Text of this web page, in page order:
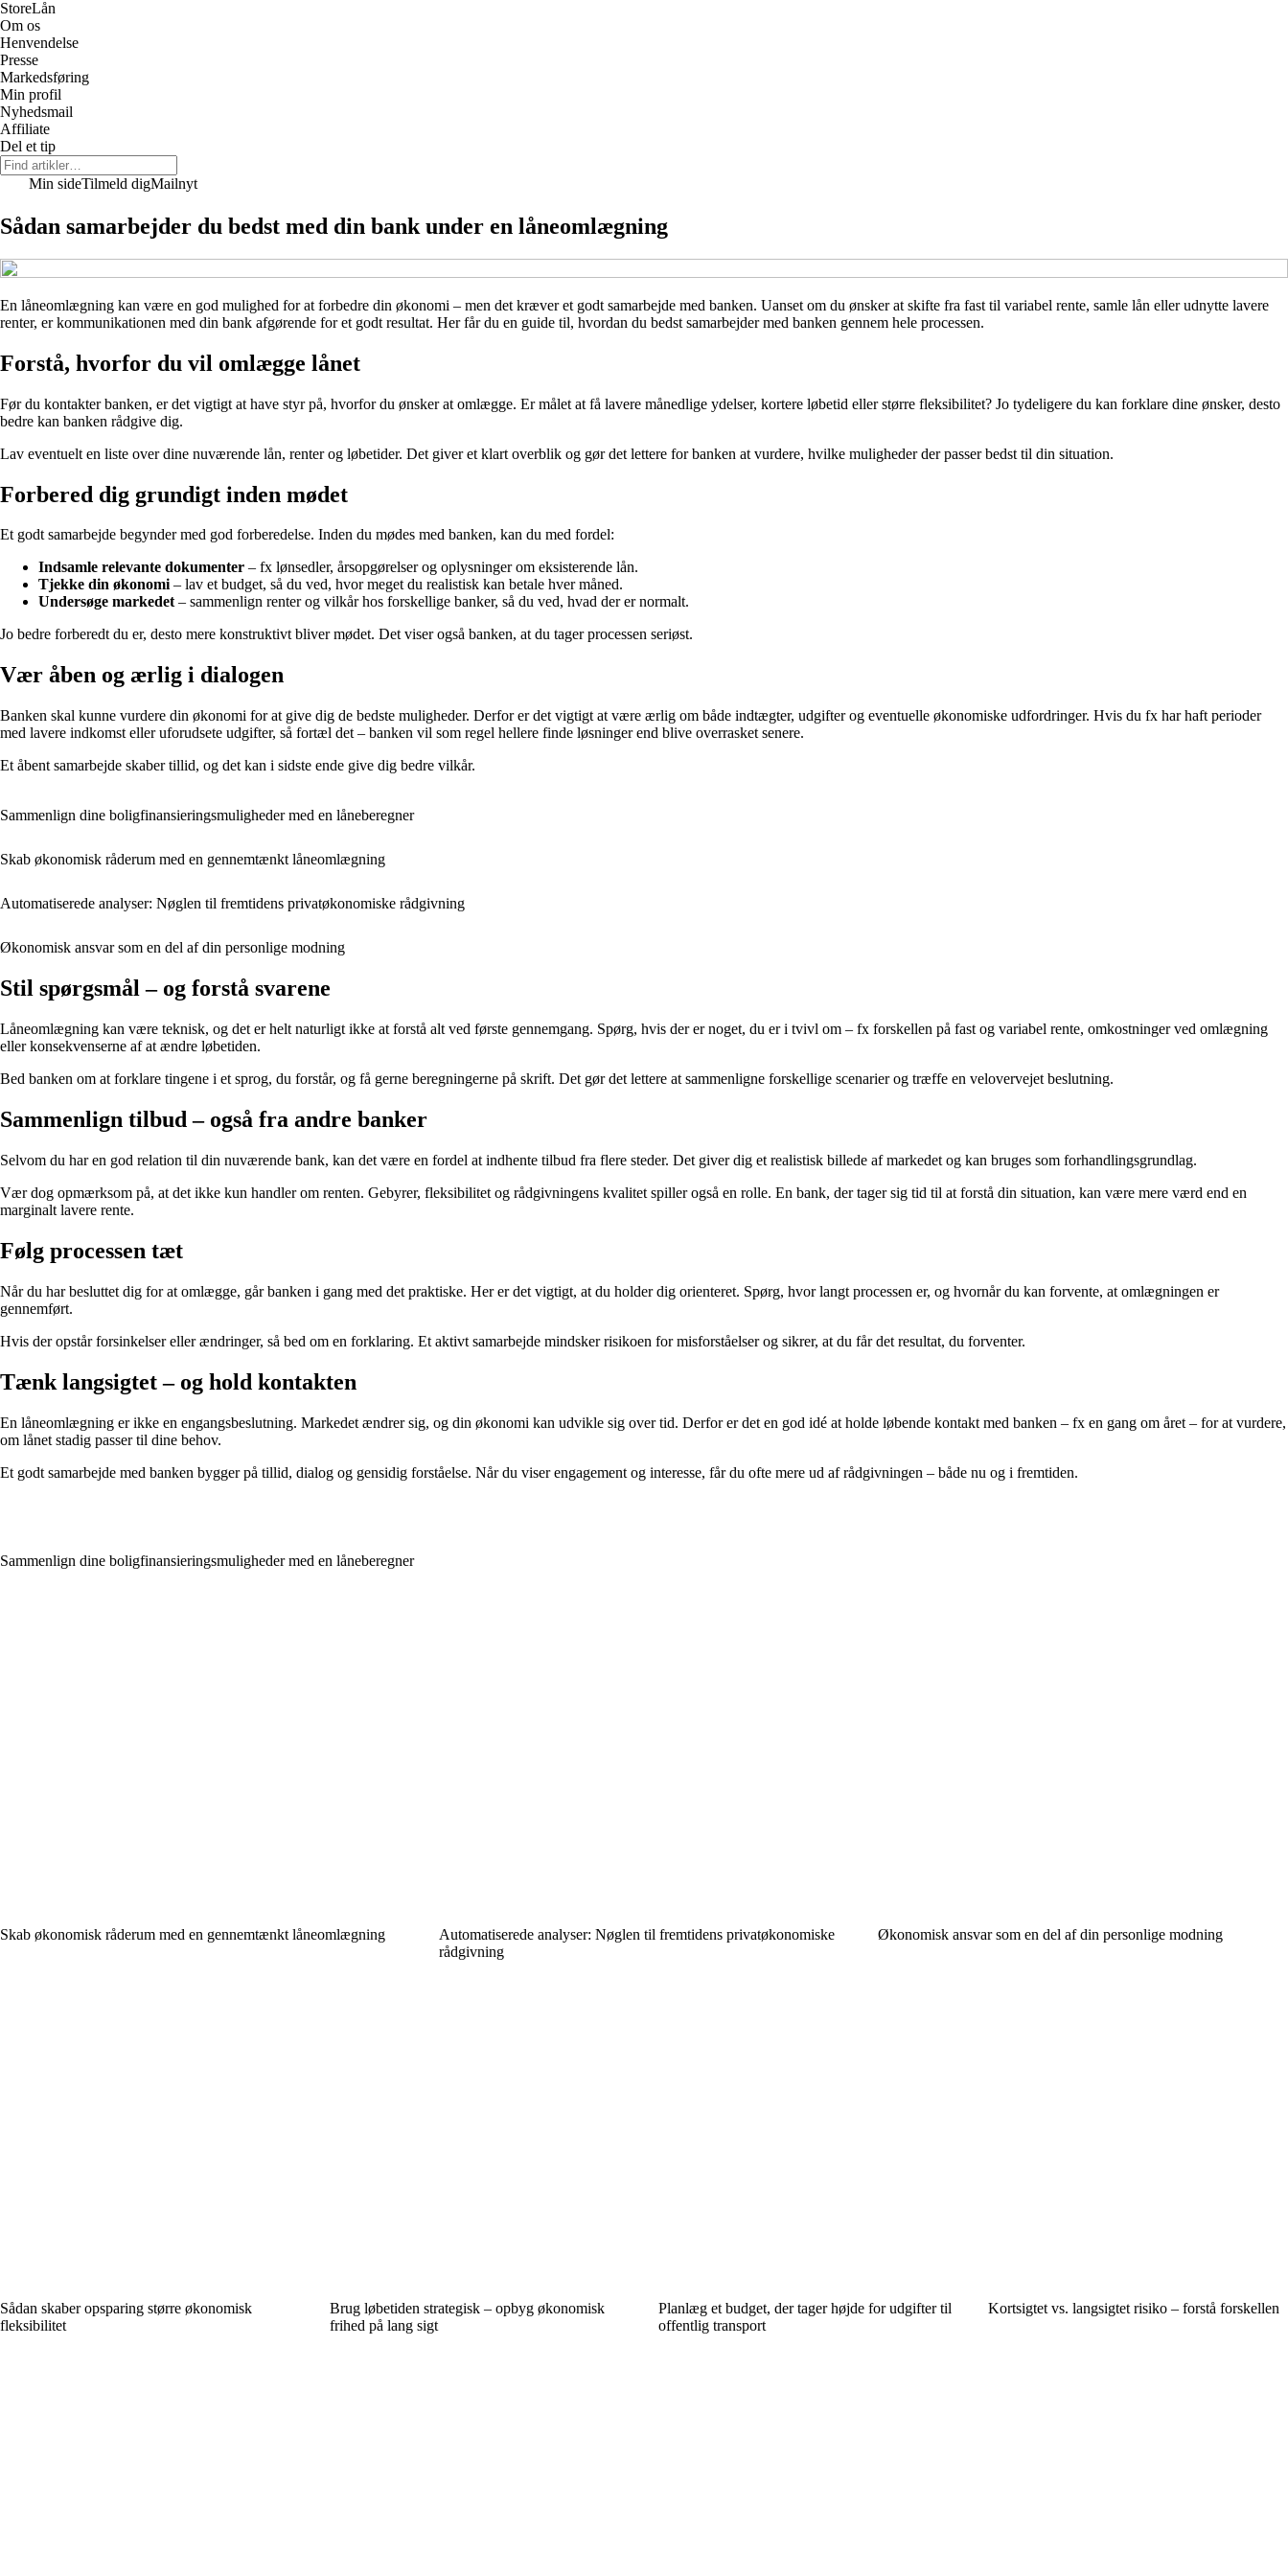
StoreLån
Om os
Henvendelse
Presse
Markedsføring
Min profil
Nyhedsmail
Affiliate
Del et tip
Min sideTilmeld digMailnyt
Sådan samarbejder du bedst med din bank under en låneomlægning
En låneomlægning kan være en god mulighed for at forbedre din økonomi – men det kræver et godt samarbejde med banken. Uanset om du ønsker at skifte fra fast til variabel rente, samle lån eller udnytte lavere
renter, er kommunikationen med din bank afgørende for et godt resultat. Her får du en guide til, hvordan du bedst samarbejder med banken gennem hele processen.
Forstå, hvorfor du vil omlægge lånet
Før du kontakter banken, er det vigtigt at have styr på, hvorfor du ønsker at omlægge. Er målet at få lavere månedlige ydelser, kortere løbetid eller større fleksibilitet? Jo tydeligere du kan forklare dine ønsker, desto
bedre kan banken rådgive dig.
Lav eventuelt en liste over dine nuværende lån, renter og løbetider. Det giver et klart overblik og gør det lettere for banken at vurdere, hvilke muligheder der passer bedst til din situation.
Forbered dig grundigt inden mødet
Et godt samarbejde begynder med god forberedelse. Inden du mødes med banken, kan du med fordel:
Indsamle relevante dokumenter – fx lønsedler, årsopgørelser og oplysninger om eksisterende lån.
Tjekke din økonomi– lav et budget, så du ved, hvor meget du realistisk kan betale hver måned.
Undersøge markedet– sammenlign renter og vilkår hos forskellige banker, så du ved, hvad der er normalt.
Jo bedre forberedt du er, desto mere konstruktivt bliver mødet. Det viser også banken, at du tager processen seriøst.
Vær åben og ærlig i dialogen
Banken skal kunne vurdere din økonomi for at give dig de bedste muligheder. Derfor er det vigtigt at være ærlig om både indtægter, udgifter og eventuelle økonomiske udfordringer. Hvis du fx har haft perioder
med lavere indkomst eller uforudsete udgifter, så fortæl det – banken vil som regel hellere finde løsninger end blive overrasket senere.
Et åbent samarbejde skaber tillid, og det kan i sidste ende give dig bedre vilkår.
Sammenlign dine boligfinansieringsmuligheder med en låneberegner
Skab økonomisk råderum med en gennemtænkt låneomlægning
Automatiserede analyser: Nøglen til fremtidens privatøkonomiske rådgivning
Økonomisk ansvar som en del af din personlige modning
Stil spørgsmål – og forstå svarene
Låneomlægning kan være teknisk, og det er helt naturligt ikke at forstå alt ved første gennemgang. Spørg, hvis der er noget, du er i tvivl om – fx forskellen på fast og variabel rente, omkostninger ved omlægning
eller konsekvenserne af at ændre løbetiden.
Bed banken om at forklare tingene i et sprog, du forstår, og få gerne beregningerne på skrift. Det gør det lettere at sammenligne forskellige scenarier og træffe en velovervejet beslutning.
Sammenlign tilbud – også fra andre banker
Selvom du har en god relation til din nuværende bank, kan det være en fordel at indhente tilbud fra flere steder. Det giver dig et realistisk billede af markedet og kan bruges som forhandlingsgrundlag.
Vær dog opmærksom på, at det ikke kun handler om renten. Gebyrer, fleksibilitet og rådgivningens kvalitet spiller også en rolle. En bank, der tager sig tid til at forstå din situation, kan være mere værd end en
marginalt lavere rente.
Følg processen tæt
Når du har besluttet dig for at omlægge, går banken i gang med det praktiske. Her er det vigtigt, at du holder dig orienteret. Spørg, hvor langt processen er, og hvornår du kan forvente, at omlægningen er
gennemført.
Hvis der opstår forsinkelser eller ændringer, så bed om en forklaring. Et aktivt samarbejde mindsker risikoen for misforståelser og sikrer, at du får det resultat, du forventer.
Tænk langsigtet – og hold kontakten
En låneomlægning er ikke en engangsbeslutning. Markedet ændrer sig, og din økonomi kan udvikle sig over tid. Derfor er det en god idé at holde løbende kontakt med banken – fx en gang om året – for at vurdere,
om lånet stadig passer til dine behov.
Et godt samarbejde med banken bygger på tillid, dialog og gensidig forståelse. Når du viser engagement og interesse, får du ofte mere ud af rådgivningen – både nu og i fremtiden.
Sammenlign dine boligfinansieringsmuligheder med en låneberegner
Skab økonomisk råderum med en gennemtænkt låneomlægning
Automatiserede analyser: Nøglen til fremtidens privatøkonomiske
rådgivning
Økonomisk ansvar som en del af din personlige modning
Sådan skaber opsparing større økonomisk
fleksibilitet
Brug løbetiden strategisk – opbyg økonomisk
frihed på lang sigt
Planlæg et budget, der tager højde for udgifter til
offentlig transport
Kortsigtet vs. langsigtet risiko – forstå forskellen